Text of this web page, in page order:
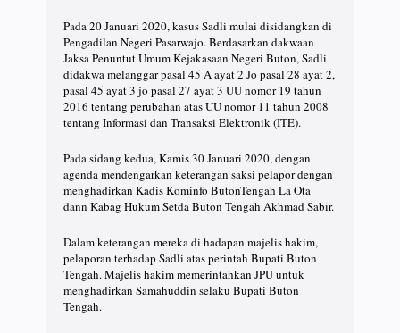
Pada 20 Januari 2020, kasus Sadli mulai disidangkan di
Pengadilan Negeri Pasarwajo. Berdasarkan dakwaan
Jaksa Penuntut Umum Kejakasaan Negeri Buton, Sadli
didakwa melanggar pasal 45 A ayat 2 Jo pasal 28 ayat 2,
pasal 45 ayat 3 jo pasal 27 ayat 3 UU nomor 19 tahun
2016 tentang perubahan atas UU nomor 11 tahun 2008
tentang Informasi dan Transaksi Elektronik (ITE).
Pada sidang kedua, Kamis 30 Januari 2020, dengan
agenda mendengarkan keterangan saksi pelapor dengan
menghadirkan Kadis Kominfo ButonTengah La Ota
dann Kabag Hukum Setda Buton Tengah Akhmad Sabir.
Dalam keterangan mereka di hadapan majelis hakim,
pelaporan terhadap Sadli atas perintah Bupati Buton
Tengah. Majelis hakim memerintahkan JPU untuk
menghadirkan Samahuddin selaku Bupati Buton
Tengah.